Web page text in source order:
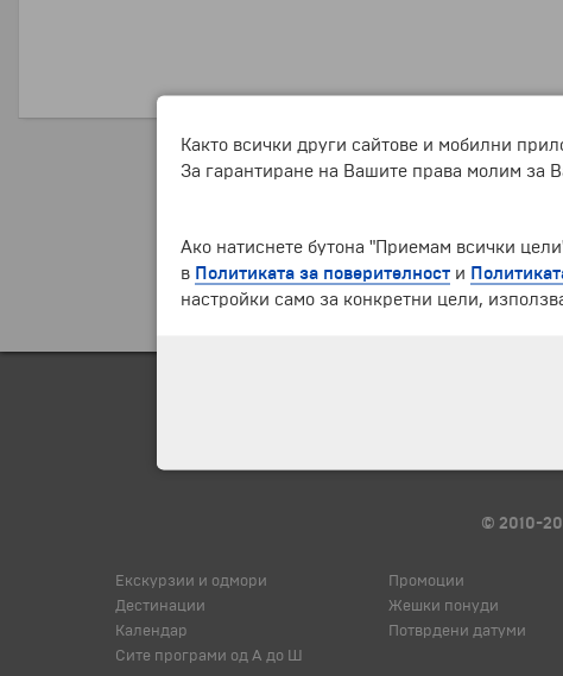
© 2010-
Екскурзии и одмори
Дестинации
Календар
Сите програми од А до Ш
Промоции
Жешки понуди
Потврдени датуми
Както всички други сайтове и мобилни
За гарантиране на Вашите права молим за
Ако натиснете бутона "Приемам всички
в Политиката за поверителност и
настройки само за конкретни цели,